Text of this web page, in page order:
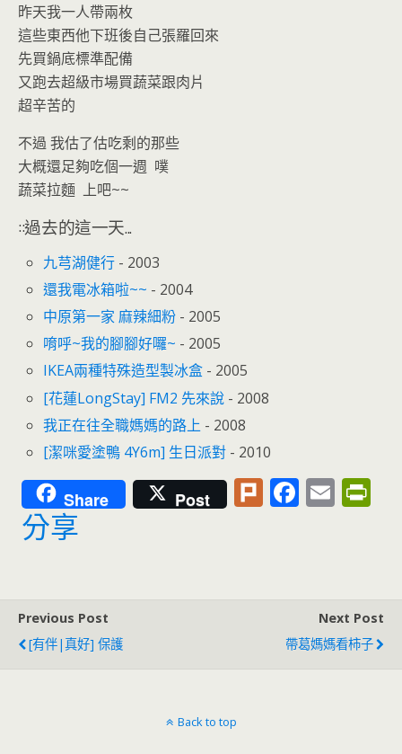
昨天我一人帶兩枚
這些東西他下班後自己張羅回來
先買鍋底標準配備
又跑去超級市場買蔬菜跟肉片
超辛苦的
不過 我估了估吃剩的那些
大概還足夠吃個一週 噗
蔬菜拉麵 上吧~~
::過去的這一天...
九芎湖健行 - 2003
還我電冰箱啦~~ - 2004
中原第一家 麻辣細粉 - 2005
唷呼~我的腳腳好囉~ - 2005
IKEA兩種特殊造型製冰盒 - 2005
[花蓮LongStay] FM2 先來說 - 2008
我正在往全職媽媽的路上 - 2008
[潔咪愛塗鴨 4Y6m] 生日派對 - 2010
Share Post Pl F
o
E
e
n
分享
Previous Post
[有伴|真好] 保護
Next Post
帶葛媽媽看柿子
Back to top